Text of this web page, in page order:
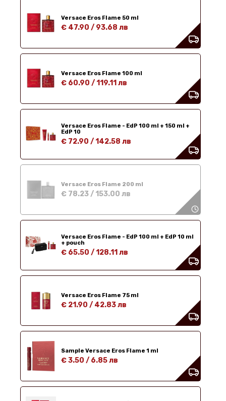
Versace Eros Flame 50 ml
€ 47.90 / 93.68 лв
Versace Eros Flame 100 ml
€ 60.90 /119.11 лв
Versace Eros Flame - EdP 100 ml + 150 ml +
EdP 10
€ 72.90 /142.58 лв
Versace Eros Flame 200 ml
€ 78.23 / 153.00 лв
Versace Eros Flame - EdP 100 ml + EdP 10 ml
+ pouch
€ 65.50 /128.11 лв
Versace Eros Flame 75 ml
€ 21.90 / 42.83 лв
Sample Versace Eros Flame 1 ml
€ 3.50 / 6.85 лв